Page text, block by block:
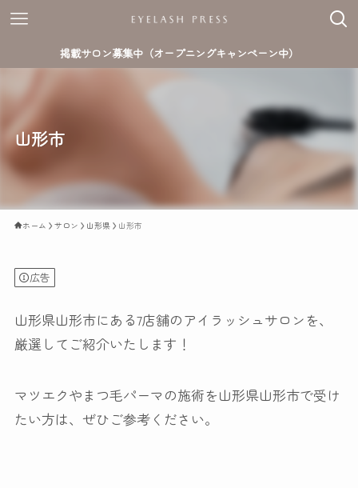
掲載サロン募集中（オープニングキャンペーン中）
山形市
ホーム サロン 山形県 山形市
広告
山形県山形市にある7店舗のアイラッシュサロンを、
厳選してご紹介いたします！
マツエクやまつ毛パーマの施術を山形県山形市で受け
たい方は、ぜひご参考ください。